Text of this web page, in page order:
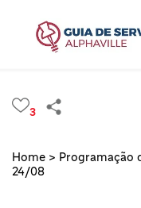
3
Home > Programação
24/08